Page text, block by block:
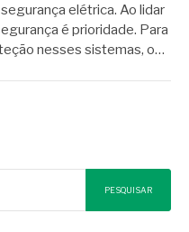
elétrica. Ao lidar
é prioridade. Para
nesses sistemas, o…
PESQUISAR